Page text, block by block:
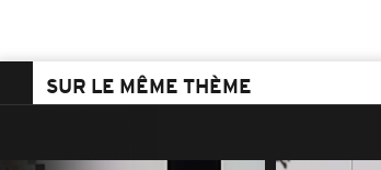
SUR LE MÊME THÈME